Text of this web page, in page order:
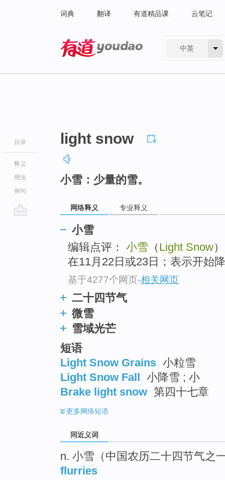
词典 翻译 有道精品课 云笔记
中英
目录
释义
用法
例句
light snow
小雪：少量的雪。
网络释义 专业释义
小雪
编辑点评： 小雪 （Light Snow
在11月22日或23日；表示开始
基于4277个网页-相关网页
二十四节气
微雪
雪域光芒
短语
Light Snow Grains 小粒雪
Light Snow Fall 小降雪 ; 小
Brake light snow 第四十七章
更多网络短语
同近义词
n. 小雪（中国农历二十四节气之
flurries